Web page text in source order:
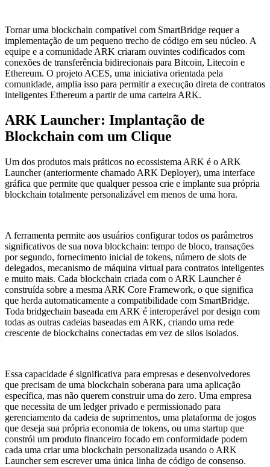
Tornar uma blockchain compatível com SmartBridge requer a
implementação de um pequeno trecho de código em seu núcleo. A
equipe e a comunidade ARK criaram ouvintes codificados com
conexões de transferência bidirecionais para Bitcoin, Litecoin e
Ethereum. O projeto ACES, uma iniciativa orientada pela
comunidade, amplia isso para permitir a execução direta de contratos
inteligentes Ethereum a partir de uma carteira ARK.
ARK Launcher: Implantação de
Blockchain com um Clique
Um dos produtos mais práticos no ecossistema ARK é o ARK
Launcher (anteriormente chamado ARK Deployer), uma interface
gráfica que permite que qualquer pessoa crie e implante sua própria
blockchain totalmente personalizável em menos de uma hora.
A ferramenta permite aos usuários configurar todos os parâmetros
significativos de sua nova blockchain: tempo de bloco, transações
por segundo, fornecimento inicial de tokens, número de slots de
delegados, mecanismo de máquina virtual para contratos inteligentes
e muito mais. Cada blockchain criada com o ARK Launcher é
construída sobre a mesma ARK Core Framework, o que significa
que herda automaticamente a compatibilidade com SmartBridge.
Toda bridgechain baseada em ARK é interoperável por design com
todas as outras cadeias baseadas em ARK, criando uma rede
crescente de blockchains conectadas em vez de silos isolados.
Essa capacidade é significativa para empresas e desenvolvedores
que precisam de uma blockchain soberana para uma aplicação
específica, mas não querem construir uma do zero. Uma empresa
que necessita de um ledger privado e permissionado para
gerenciamento da cadeia de suprimentos, uma plataforma de jogos
que deseja sua própria economia de tokens, ou uma startup que
constrói um produto financeiro focado em conformidade podem
cada uma criar uma blockchain personalizada usando o ARK
Launcher sem escrever uma única linha de código de consenso.